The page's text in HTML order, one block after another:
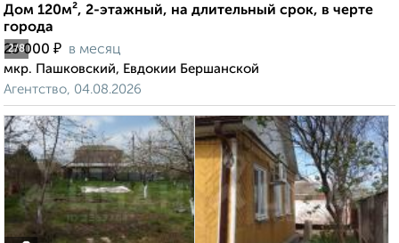
2/8
Дом 120м², 2-этажный, на длительный срок, в черте
города
25 000 ₽ в месяц
мкр. Пашковский, Евдокии Бершанской
Агентство, 04.08.2026